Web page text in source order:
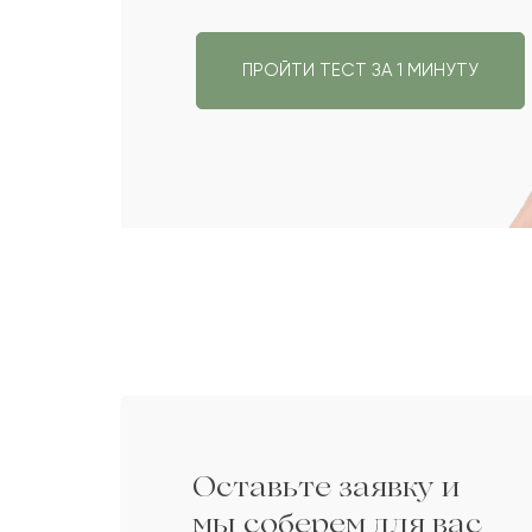
ПРОЙТИ ТЕСТ ЗА 1 МИНУТУ
Оставьте заявку и